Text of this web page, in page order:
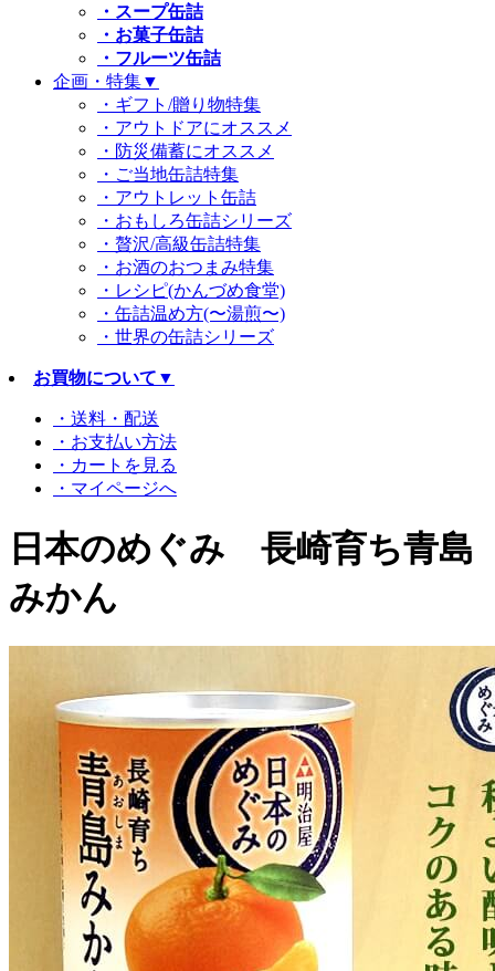
・スープ缶詰
・お菓子缶詰
・フルーツ缶詰
企画・特集▼
・ギフト/贈り物特集
・アウトドアにオススメ
・防災備蓄にオススメ
・ご当地缶詰特集
・アウトレット缶詰
・おもしろ缶詰シリーズ
・贅沢/高級缶詰特集
・お酒のおつまみ特集
・レシピ(かんづめ食堂)
・缶詰温め方(〜湯煎〜)
・世界の缶詰シリーズ
お買物について ▼
・送料・配送
・お支払い方法
・カートを見る
・マイページへ
日本のめぐみ 長崎育ち青島
みかん